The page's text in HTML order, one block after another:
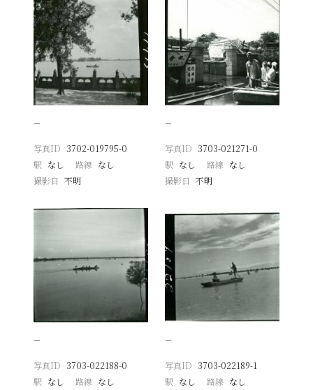
−
写真ID 3702-019795-0
駅 なし 路線 なし
撮影日
不明
−
写真ID 3703-021271-0
駅 なし 路線 なし
撮影日 不明
−
写真ID 3703-022188-0
駅 なし 路線 なし
−
写真ID 3703-022189-1
駅 なし 路線 なし